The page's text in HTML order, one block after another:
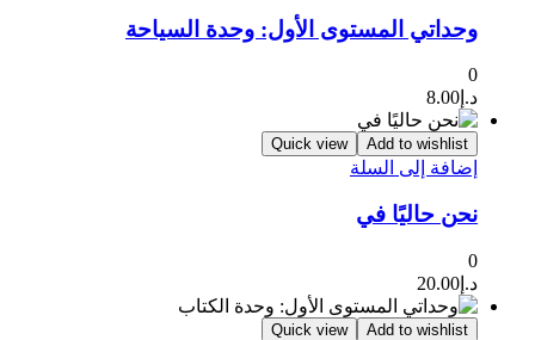
وحداتي المستوى الأول: وحدة السياحة
0
د.إ 8.00
Add to wishlist
Quick view
إضافة إلى السلة
نحن حاليًا في
0
د.إ 20.00
Add to wishlist
Quick view